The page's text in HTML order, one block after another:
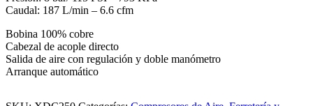
Caudal: 187 L/min – 6.6 cfm
Bobina 100% cobre
Cabezal de acople directo
Salida de aire con regulación y doble manómetro
Arranque automático